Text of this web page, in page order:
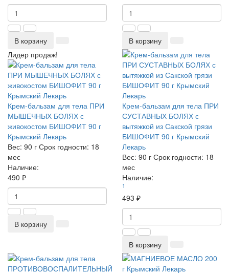
В корзину
В корзину
Лидер продаж!
Крем-бальзам для тела ПРИ
МЫШЕЧНЫХ БОЛЯХ с
живокостом БИШОФИТ 90 г
Крымский Лекарь
Вес: 90 г Срок годности: 18
мес
Наличие:
490 ₽
В корзину
Крем-бальзам для тела ПРИ
СУСТАВНЫХ БОЛЯХ с
вытяжкой из Сакской грязи
БИШОФИТ 90 г Крымский
Лекарь
Вес: 90 г Срок годности: 18
мес
Наличие:
1
493 ₽
В корзину